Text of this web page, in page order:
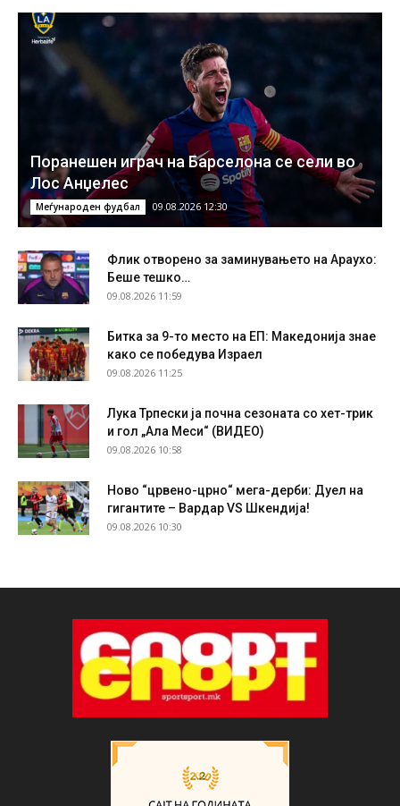
Поранешен играч на Барселона се сели во
Лос Анџелес
Меѓународен фудбал 09.08.2026 12:30
Флик отворено за заминувањето на Араухо:
Беше тешко…
09.08.2026 11:59
Битка за 9-то место на ЕП: Македонија знае
како се победува Израел
09.08.2026 11:25
Лука Трпески ја почна сезоната со хет-трик
и гол „Ала Меси“ (ВИДЕО)
09.08.2026 10:58
Ново “црвено-црно“ мега-дерби: Дуел на
гигантите – Вардар VS Шкендија!
09.08.2026 10:30